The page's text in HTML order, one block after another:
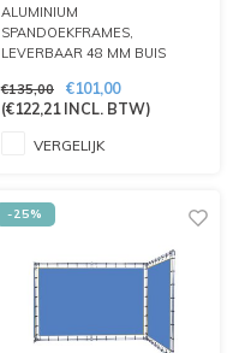
ALUMINIUM
SPANDOEKFRAMES,
LEVERBAAR 48 MM BUIS
AAN VLAKKE WAND.
€135,00
€101,00
(€122,21INCL. BTW)
VERGELIJK
-25%